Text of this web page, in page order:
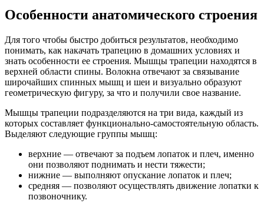
Особенности анатомического строения
Для того чтобы быстро добиться результатов, необходимо
понимать, как накачать трапецию в домашних условиях и
знать особенности ее строения. Мышцы трапеции находятся в
верхней области спины. Волокна отвечают за связывание
широчайших спинных мышц и шеи и визуально образуют
геометрическую фигуру, за что и получили свое название.
Мышцы трапеции подразделяются на три вида, каждый из
которых составляет функционально-самостоятельную область.
Выделяют следующие группы мышц:
верхние — отвечают за подъем лопаток и плеч, именно
они позволяют поднимать и нести тяжести;
нижние — выполняют опускание лопаток и плеч;
средняя — позволяют осуществлять движение лопатки к
позвоночнику.